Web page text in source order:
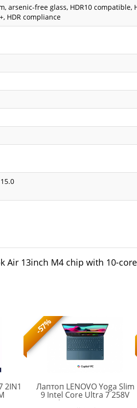
arsenic-free glass, HDR10
HDR compliance
13inch M4 chip with 10-
2IN1
YG7
-57%
Лаптоп LENOVO Yoga Slim
9 Intel Core Ultra 7 258V
14inch WQUX OLED 400N